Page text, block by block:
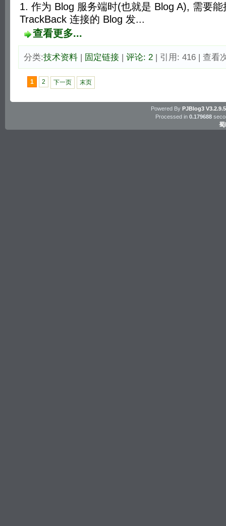
1. 作为 Blog 服务端时(也就是 Blog A), 需要
TrackBack 连接的 Blog 发...
查看更多...
分类:技术资料| 固定链接| 评论: 2| 引用: 416 | 查看
1 2 下一页 末页
Powered By PJBlog3
Processed in 0.179688